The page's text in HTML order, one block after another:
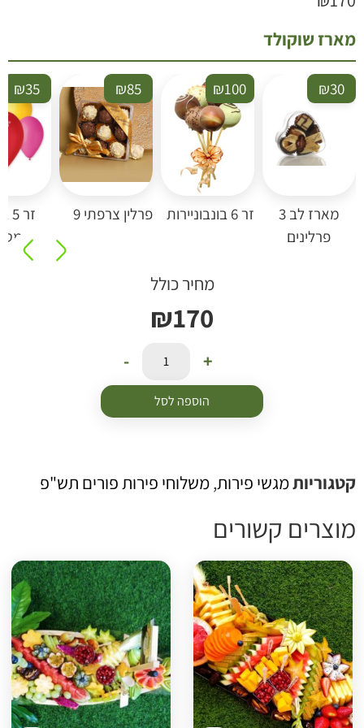
שוקולד
מארז לב 3
פרלינים
₪30
זר 6 בונבוניירות
₪100
פרלין צרפתי 9
₪85
זר 5
₪35
מחיר כולל
₪170
הוספה לסל
מגשי פירות,משלוחי פירות פורים תש"פ
קשורים